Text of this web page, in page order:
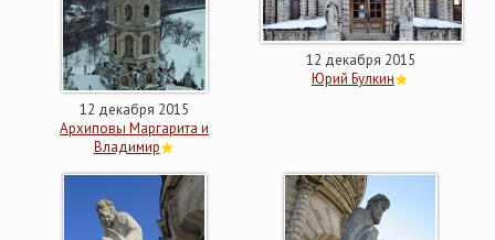
12 декабря 2015
Архиповы Маргарита и
Владимир
12 декабря 2015
Юрий Булкин